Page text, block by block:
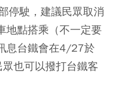
停駛，建議民眾取消
地點搭乘（不一定要
息台鐵會在4/27於
也可以撥打台鐵客